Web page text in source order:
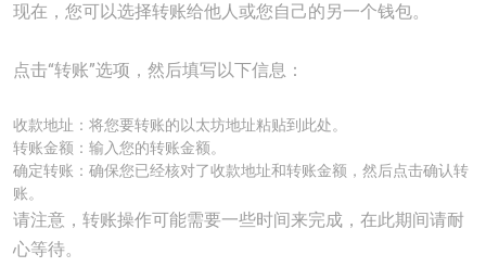
现在，您可以选择转账给他人或您自己的另一个钱包。
点击“转账”选项，然后填写以下信息：
收款地址：将您要转账的以太坊地址粘贴到此处。
转账金额：输入您的转账金额。
确定转账：确保您已经核对了收款地址和转账金额，然后点击确认转
账。
请注意，转账操作可能需要一些时间来完成，在此期间请耐
心等待。